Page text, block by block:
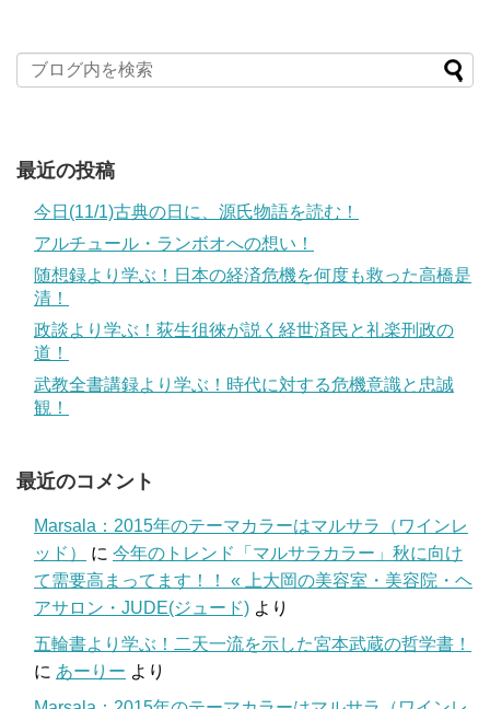
最近の投稿
今日(11/1)古典の日に、源氏物語を読む！
アルチュール・ランボオへの想い！
随想録より学ぶ！日本の経済危機を何度も救った高橋是
清！
政談より学ぶ！荻生徂徠が説く経世済民と礼楽刑政の
道！
武教全書講録より学ぶ！時代に対する危機意識と忠誠
観！
最近のコメント
Marsala：2015年のテーマカラーはマルサラ（ワインレ
ッド）
に 今年のトレンド「マルサラカラー」秋に向け
て需要高まってます！！ « 上大岡の美容室・美容院・ヘ
アサロン・JUDE(ジュード) より
五輪書より学ぶ！二天一流を示した宮本武蔵の哲学書！
に あーりー より